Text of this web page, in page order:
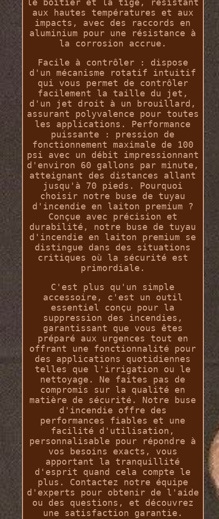
le boîtier et la tige, résistant
aux hautes températures et aux
impacts, avec des raccords en
aluminium pour une résistance à
la corrosion accrue.
Facile à contrôler : dispose
d'un mécanisme rotatif intuitif
qui vous permet de contrôler
facilement la taille du jet,
d'un jet droit à un brouillard,
assurant polyvalence pour toutes
les applications. Performance
puissante : pression de
fonctionnement maximale de 100
psi avec un débit impressionnant
d'environ 60 gallons par minute,
atteignant des distances allant
jusqu'à 70 pieds. Pourquoi
choisir notre buse de tuyau
d'incendie en laiton premium ?
Conçue avec précision et
durabilité, notre buse de tuyau
d'incendie en laiton premium se
distingue dans des situations
critiques où la sécurité est
primordiale.
C'est plus qu'un simple
accessoire, c'est un outil
essentiel conçu pour la
suppression des incendies,
garantissant que vous êtes
préparé aux urgences tout en
offrant une fonctionnalité pour
des applications quotidiennes
telles que l'irrigation ou le
nettoyage. Ne faites pas de
compromis sur la qualité en
matière de sécurité. Notre buse
d'incendie offre des
performances fiables et une
facilité d'utilisation,
personnalisable pour répondre à
vos besoins exacts, vous
apportant la tranquillité
d'esprit quand cela compte le
plus. Contactez notre équipe
d'experts pour obtenir de l'aide
ou des questions, et découvrez
une satisfaction garantie.